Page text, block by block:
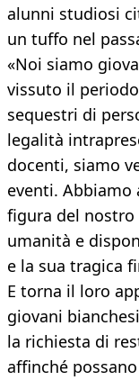
alunni studiosi
un tuffo nel
«Noi siamo
vissuto il
sequestri di
legalità
docenti, siamo
eventi. Abbiamo
figura del
umanità e
e la sua tragica
E torna il loro
giovani
la richiesta di
affinché